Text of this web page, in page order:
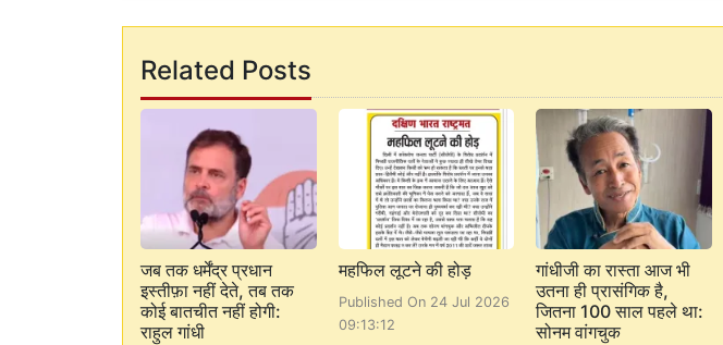
Related Posts
जब तक धर्मेंद्र प्रधान
इस्तीफ़ा नहीं देते, तब तक
कोई बातचीत नहीं होगी:
राहुल गांधी
महफिल लूटने की होड़
Published On 24 Jul 2026
09:13:12
गांधीजी का रास्ता आज भी
उतना ही प्रासंगिक है,
जितना 100 साल पहले था:
सोनम वांगचुक